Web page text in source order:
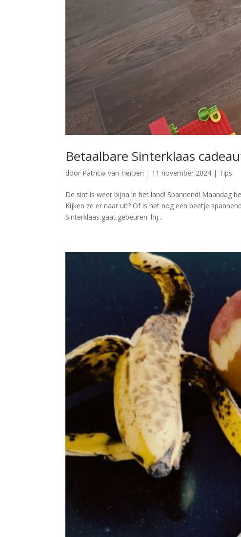
Betaalbare Sinterklaas
door Patricia van Herpen | 11 november 2024 | Tips
De sint is weer bijna in het land! Spannend! Maandag
Kijken ze er naar uit? Of is het nog een beetje
Sinterklaas gaat gebeuren: hij...